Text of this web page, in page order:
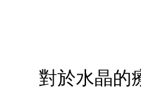
對於水晶的療